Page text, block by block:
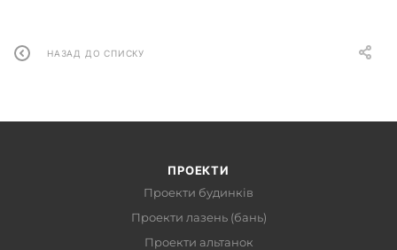
НАЗАД ДО СПИСКУ
ПРОЕКТИ
Проекти будинків
Проекти лазень (бань)
Проекти альтанок